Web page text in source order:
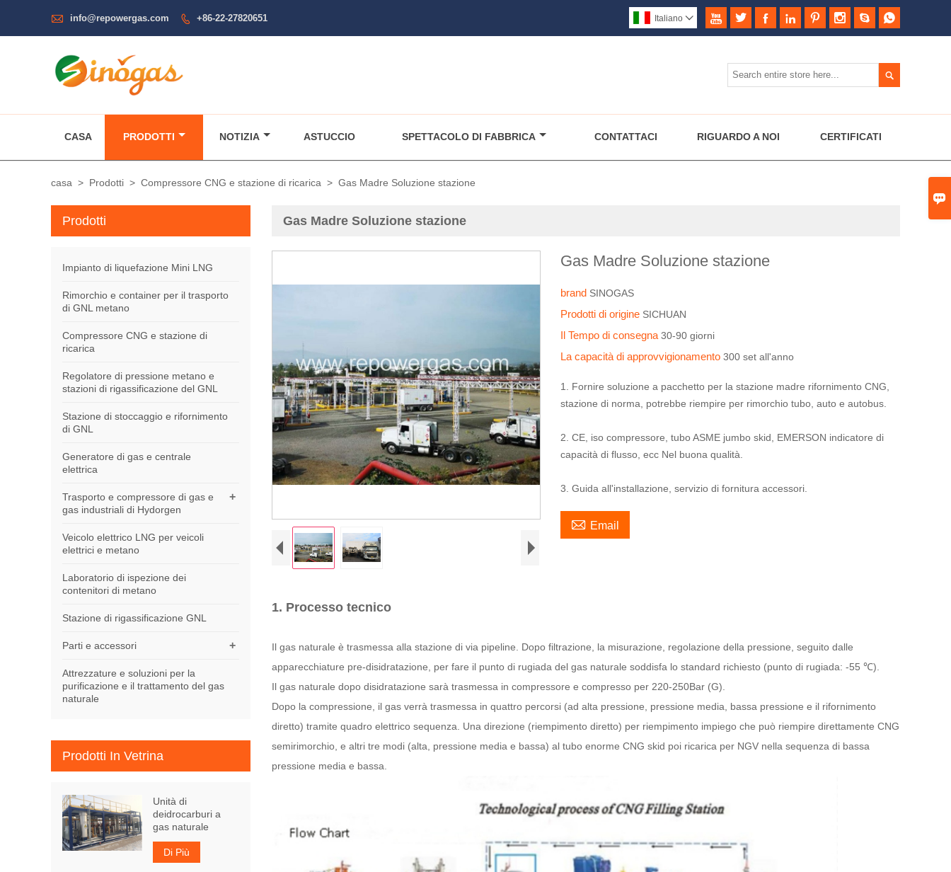

 info@repowergas.com  +86-22-27820651        
Italiano 

CASA PRODOTTI NOTIZIA ASTUCCIO SPETTACOLO DI FABBRICA CONTATTACI RIGUARDO A NOI CERTIFICATI
casa > Prodotti > Compressore CNG e stazione di ricarica > Gas Madre Soluzione stazione
Gas Madre Soluzione stazione
Gas Madre Soluzione stazione
brand SINOGAS
Prodotti di origine SICHUAN
Il Tempo di consegna30-90 giorni
La capacità di approvvigionamento300 set all'anno
1. Fornire soluzione a pacchetto per la stazione madre rifornimento CNG,
stazione di norma, potrebbe riempire per rimorchio tubo, auto e autobus.
2. CE, iso compressore, tubo ASME jumbo skid, EMERSON indicatore di
capacità di flusso, ecc Nel buona qualità.
3. Guida all'installazione, servizio di fornitura accessori.
 Email
1. Processo tecnico
Il gas naturale è trasmessa alla stazione di via pipeline. Dopo filtrazione, la misurazione, regolazione della pressione, seguito dalle
apparecchiature pre-disidratazione, per fare il punto di rugiada del gas naturale soddisfa lo standard richiesto (punto di rugiada: -55 ℃).
Il gas naturale dopo disidratazione sarà trasmessa in compressore e compresso per 220-250Bar (G).
Dopo la compressione, il gas verrà trasmessa in quattro percorsi (ad alta pressione, pressione media, bassa pressione e il rifornimento
diretto) tramite quadro elettrico sequenza. Una direzione (riempimento diretto) per riempimento impiego che può riempire direttamente CNG
semirimorchio, e altri tre modi (alta, pressione media e bassa) al tubo enorme CNG skid poi ricarica per NGV nella sequenza di bassa
pressione media e bassa.
Prodotti
Impianto di liquefazione Mini LNG
Rimorchio e container per il trasporto
di GNL metano
Compressore CNG e stazione di
ricarica
Regolatore di pressione metano e
stazioni di rigassificazione del GNL
Stazione di stoccaggio e rifornimento
di GNL
Generatore di gas e centrale
elettrica
+
Trasporto e compressore di gas e
gas industriali di Hydorgen
Veicolo elettrico LNG per veicoli
elettrici e metano
Laboratorio di ispezione dei
contenitori di metano
Stazione di rigassificazione GNL
+
Parti e accessori
Attrezzature e soluzioni per la
purificazione e il trattamento del gas
naturale
Prodotti In Vetrina
Unità di
deidrocarburi a
gas naturale
Di Più